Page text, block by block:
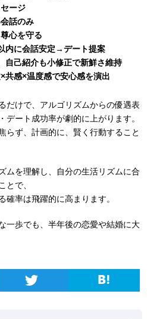
ージ
話のみ
心を守る
内に会話安定→デート提案
自己紹介も小修正で新鮮さ維持
共感×温度感で安心感を演出
だけで、アルゴリズムからの優遇表
デート成功率が劇的に上がります。
らず、計画的に、賢く行動すること
ムを理解し、自分の生活リズムに合
とで、
確率は飛躍的に高まります。
一歩でも、半年後の恋愛や結婚に大